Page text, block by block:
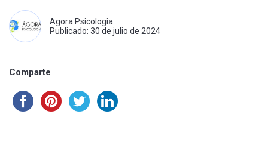
Agora Psicologia
Publicado: 30 de julio de 2024
Comparte